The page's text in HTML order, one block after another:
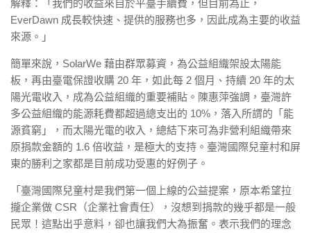
解釋：「我們的收益來自於平臺手續費，但目前為止，
EverDawn 成長較快速、提供的服務也多，因此成為主要的收益
來源。」
簡單來說，SolarWe 藉由群眾募資，為公益組織架設太陽能
板，再由臺電保證收購 20 年，如此每 2 個月、持續 20 年的太
陽光電收入，成為公益組織的重要補貼。陳惠萍強調，臺灣許
多公益組織的能源耗費都超過總支出的 10%，落入所謂的「能
源貧窮」，而太陽光電的收入，總結下來可為非營利組織帶來
原捐款金額的 1.6 倍收益，是極大的支持。臺灣國際兒童村和屏
東的勝利之家都是目前成功受惠的好例子。
「臺灣國際兒童村是我們第一個上線的公益提案，原本希望拉
攏企業做 CSR（企業社會責任），沒想到捐款的幾乎都是一般
民眾！這點出乎意料，卻也讓我們大為振奮。表示我們的理念